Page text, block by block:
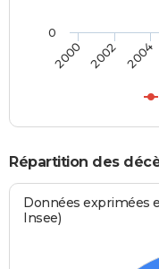
2000 2002 2004
0
Répartition des
Données exprimées
Insee)